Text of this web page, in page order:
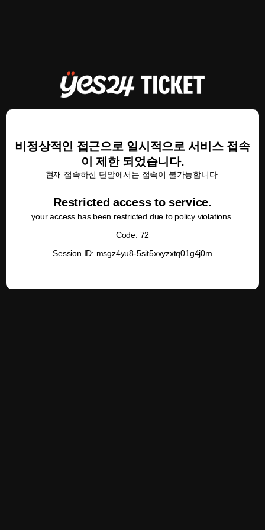
비정상적인 접근으로 일시적으로 서비스 접속
이 제한 되었습니다.
현재 접속하신 단말에서는 접속이 불가능합니다.
Restricted access to service.
your access has been restricted due to policy violations.
Code: 72
Session ID: msgz4yu8-5sit5xxyzxtq01g4j0m